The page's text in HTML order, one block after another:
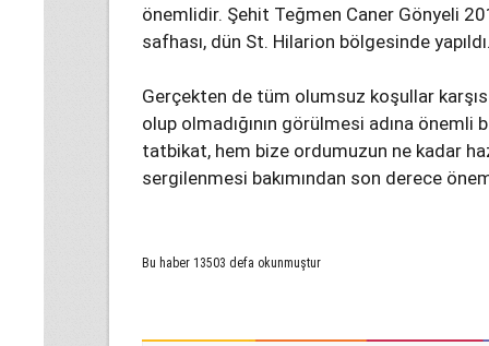
önemlidir. Şehit Teğmen Caner Gönyeli
safhası, dün St. Hilarion bölgesinde
Gerçekten de tüm olumsuz koşullar
olup olmadığının görülmesi adına
tatbikat, hem bize ordumuzun ne kadar
sergilenmesi bakımından son derece
Bu haber 13503 defa okunmuştur